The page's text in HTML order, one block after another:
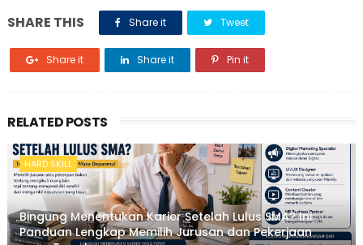
SHARE THIS Share it Tweet
Share it Share it Pin it
RELATED POSTS
HARD SKILL
Bingung Menentukan Karier Setelah Lulus SMA? Ini
Panduan Lengkap Memilih Jurusan dan Pekerjaan